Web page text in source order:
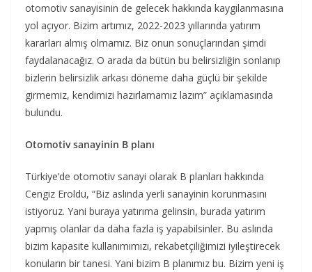
otomotiv sanayisinin de gelecek hakkında kaygılanmasına
yol açıyor. Bizim artımız, 2022-2023 yıllarında yatırım
kararları almış olmamız. Biz onun sonuçlarından şimdi
faydalanacağız. O arada da bütün bu belirsizliğin sonlanıp
bizlerin belirsizlik arkası döneme daha güçlü bir şekilde
girmemiz, kendimizi hazırlamamız lazım” açıklamasında
bulundu.
Otomotiv sanayinin B planı
Türkiye’de otomotiv sanayi olarak B planları hakkında
Cengiz Eroldu, “Biz aslında yerli sanayinin korunmasını
istiyoruz. Yani buraya yatırıma gelinsin, burada yatırım
yapmış olanlar da daha fazla iş yapabilsinler. Bu aslında
bizim kapasite kullanımımızı, rekabetçiliğimizi iyileştirecek
konuların bir tanesi. Yani bizim B planımız bu. Bizim yeni iş